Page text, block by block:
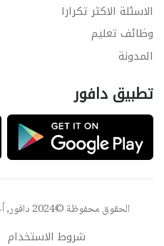
الاسئلة الاكثر تكرارا
وظائف تعليم
المدونة
تطبيق دافور
الحقوق محفوظة ©2024 دافور, أحد مشاريع مجموعة
شروط الاستخدام